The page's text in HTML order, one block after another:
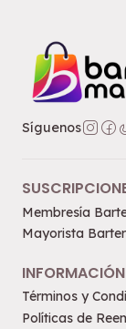
Síguenos
Membresía
Mayorista Barter
INFORMACIÓN
Términos y
Políticas de